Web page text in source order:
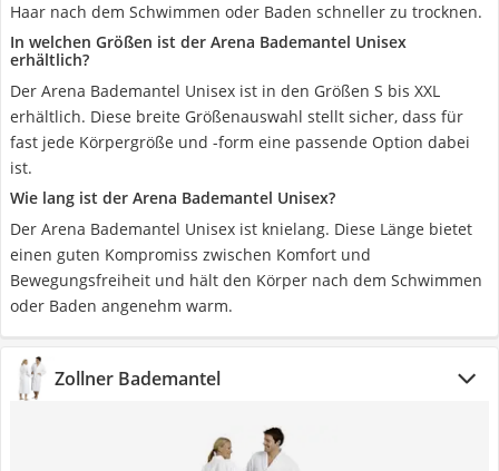
Haar nach dem Schwimmen oder Baden schneller zu trocknen.
In welchen Größen ist der Arena Bademantel Unisex
erhältlich?
Der Arena Bademantel Unisex ist in den Größen S bis XXL
erhältlich. Diese breite Größenauswahl stellt sicher, dass für
fast jede Körpergröße und -form eine passende Option dabei
ist.
Wie lang ist der Arena Bademantel Unisex?
Der Arena Bademantel Unisex ist knielang. Diese Länge bietet
einen guten Kompromiss zwischen Komfort und
Bewegungsfreiheit und hält den Körper nach dem Schwimmen
oder Baden angenehm warm.
Zollner Bademantel